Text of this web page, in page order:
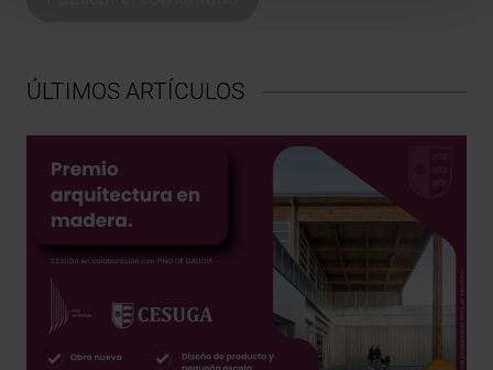
ÚLTIMOS ARTÍCULOS